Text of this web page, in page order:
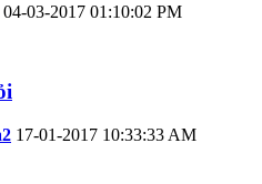
04-03-2017 01:10:02 PM
17-01-2017 10:33:33 AM